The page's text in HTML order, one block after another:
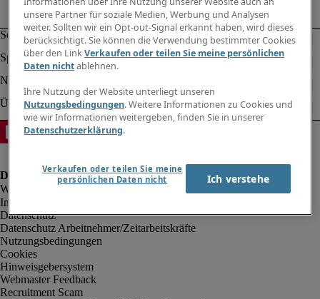
Impressum
Datenschutz
Datenschutz Arbeitnehmer/Zeitarbeitskräfte
Nutzungsbedingungen
Cookies
Hinweisgebersystem
Webmaster Feedback
Recruitment Scam
unsere Partner für soziale Medien, Werbung und Analysen
weiter. Sollten wir ein Opt-out-Signal erkannt haben, wird dieses
berücksichtigt. Sie können die Verwendung bestimmter Cookies
über den LinkVerkaufen oder teilen Sie meine persönlichen
Daten nichtablehnen.
Ihre Nutzung der Website unterliegt unseren
Nutzungsbedingungen. Weitere Informationen zu Cookies und
wie wir Informationen weitergeben, finden Sie in unserer
Datenschutzerklärung.
Verkaufen oder teilen Sie meine
persönlichen Daten nicht
Ich verstehe